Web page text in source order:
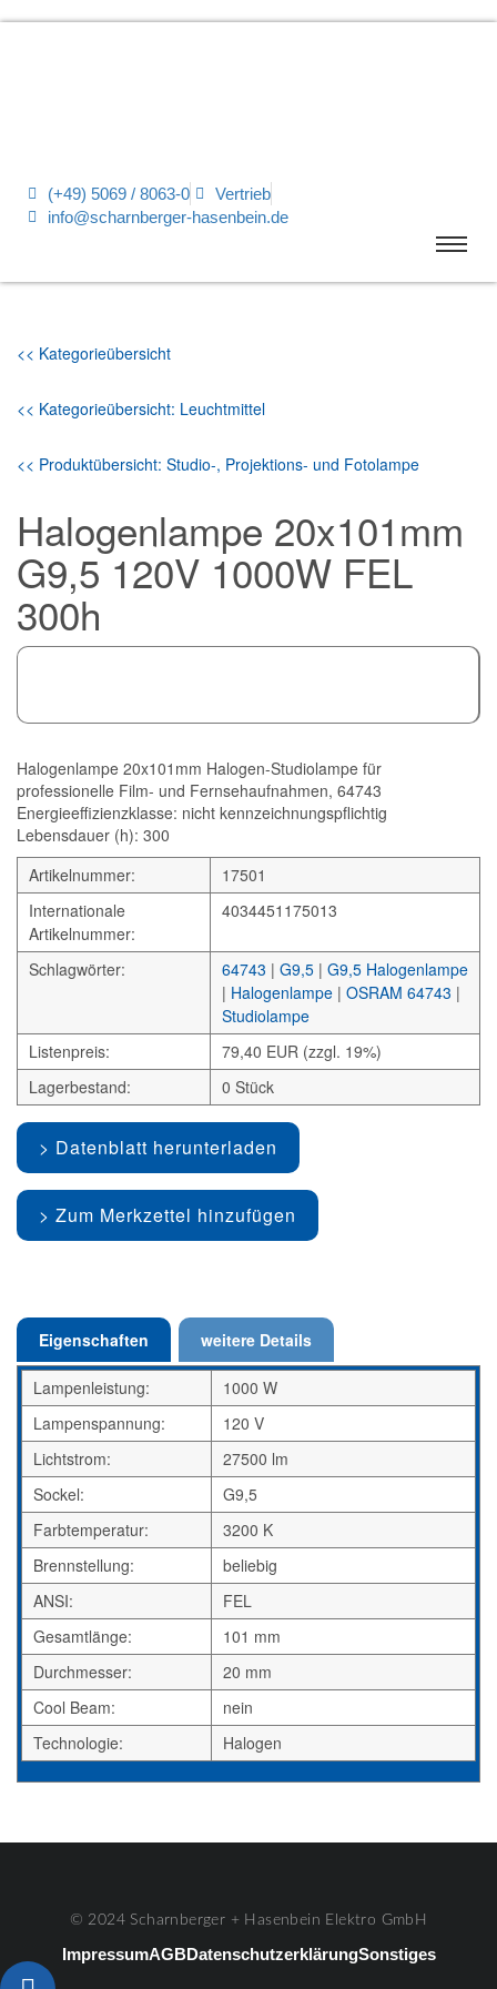
(+49) 5069 / 8063-0
Vertrieb
info@scharnberger-hasenbein.de
<< Kategorieübersicht
<< Kategorieübersicht: Leuchtmittel
<< Produktübersicht: Studio-, Projektions- und Fotolampe
Halogenlampe 20x101mm
G9,5 120V 1000W FEL
300h
Halogenlampe 20x101mm Halogen-Studiolampe für
professionelle Film- und Fernsehaufnahmen, 64743
Energieeffizienzklasse: nicht kennzeichnungspflichtig
Lebensdauer (h): 300
Artikelnummer:
17501
Internationale
Artikelnummer:
4034451175013
Schlagwörter: 64743 | G9,5 | G9,5 Halogenlampe
| Halogenlampe | OSRAM 64743 |
Studiolampe
Listenpreis:
79,40 EUR (zzgl. 19%)
Lagerbestand:
0 Stück
Datenblatt herunterladen
Zum Merkzettel hinzufügen
Eigenschaften weitere Details
Lampenleistung:
1000 W
Lampenspannung:
120 V
Lichtstrom:
27500 lm
Sockel:
G9,5
Farbtemperatur:
3200 K
Brennstellung:
beliebig
ANSI:
FEL
Gesamtlänge:
101 mm
Durchmesser:
20 mm
Cool Beam:
nein
Technologie:
Halogen
© 2024 Scharnberger + Hasenbein Elektro GmbH
ImpressumAGBDatenschutzerklärungSonstiges